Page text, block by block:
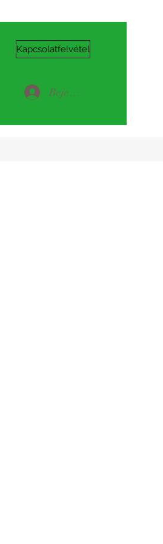
Kapcsolatfelvétel
Bejelentkezés